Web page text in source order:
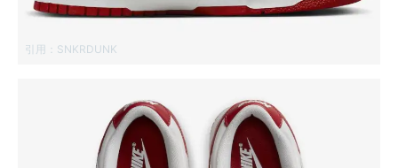
引用： SNKRDUNK